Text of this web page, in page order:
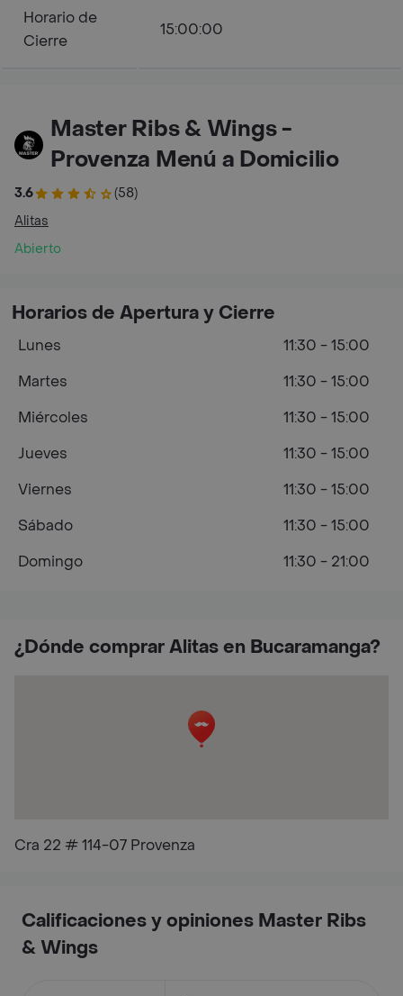
Horario de
Cierre
15:00:00
Master Ribs & Wings -
Provenza Menú a Domicilio
3.6
(58)
Alitas
Abierto
¿Dónde comprar Alitas en Bucaramanga?
Cra 22 # 114-07 Provenza
Horarios de Apertura y Cierre
Lunes
11:30 - 15:00
Martes
11:30 - 15:00
Miércoles
11:30 - 15:00
Jueves
11:30 - 15:00
Viernes
11:30 - 15:00
Sábado
11:30 - 15:00
Domingo
11:30 - 21:00
Calificaciones y opiniones Master Ribs
& Wings